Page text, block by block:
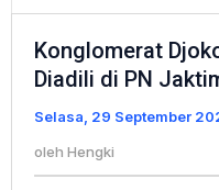
Konglomerat
Diadili di PN
Selasa, 29 September
oleh Hengki